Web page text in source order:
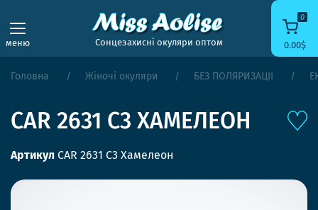
меню Сонцезахисні окуляри оптом
0
0.00$
Головна Жіночі окуляри БЕЗ ПОЛЯРИЗАЦІЇ
CAR 2631 C3 ХАМЕЛЕОН
Артикул CAR 2631 C3 Хамелеон